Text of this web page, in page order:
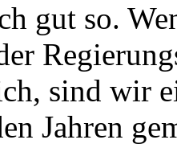
gut so.
sind wir
Jahren